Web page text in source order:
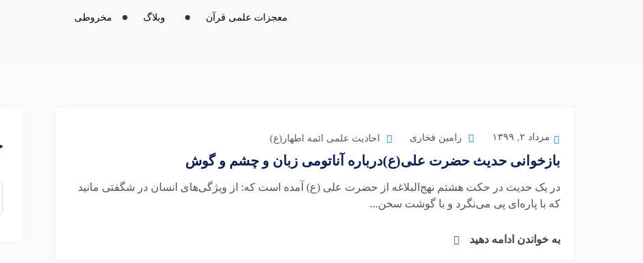
معجزات علمی قرآن وبلاگ مخروطی
مرداد ۲, ۱۳۹۹ رامین فخاری احادیث علمی ائمه اطهار(ع)
بازخوانی حدیث حضرت علی(ع)درباره آناتومی زبان و چشم و گوش
در یک حدیث در حکت هشتم نهج‌البلاغه از حضرت علی (ع) آمده است که: از ویژگی‌های انسان در شگفتی مانید
که با پاره‌ای پی می‌نگرد و با گوشت سخن...
به خواندن ادامه دهید